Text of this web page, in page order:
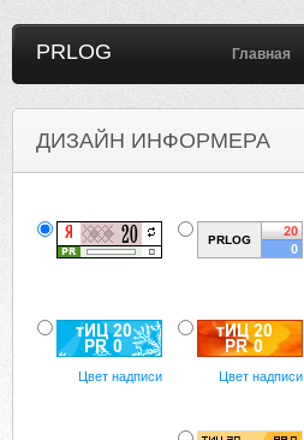
PRLOG Главная
ДИЗАЙН ИНФОРМЕРА
Цвет надписи Цвет надписи